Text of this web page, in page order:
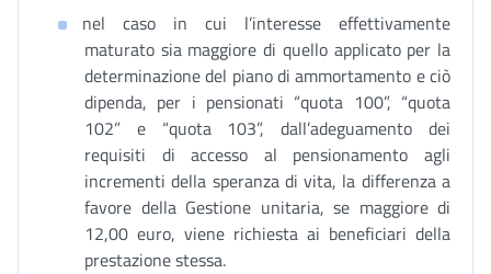
nel caso in cui l’interesse effettivamente
maturato sia maggiore di quello applicato per la
determinazione del piano di ammortamento e ciò
dipenda, per i pensionati “quota 100”, “quota
102” e “quota 103”, dall’adeguamento dei
requisiti di accesso al pensionamento agli
incrementi della speranza di vita, la differenza a
favore della Gestione unitaria, se maggiore di
12,00 euro, viene richiesta ai beneficiari della
prestazione stessa.